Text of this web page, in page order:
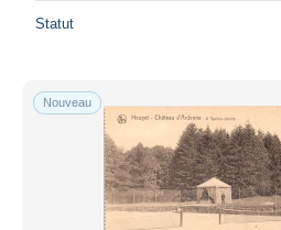
Statut
Nouveau